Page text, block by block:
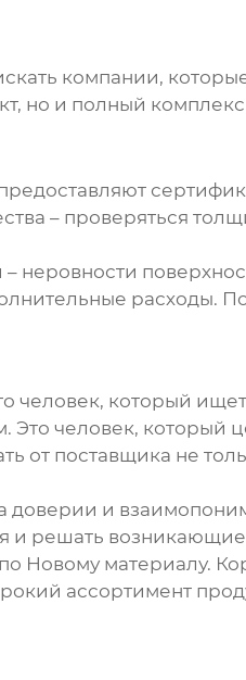
компании,
но и полный комплекс
– проверяться
неровности
расходы.
человек, который
человек, который
от поставщика не
доверии и
и решать
Новому материалу.
ассортимент